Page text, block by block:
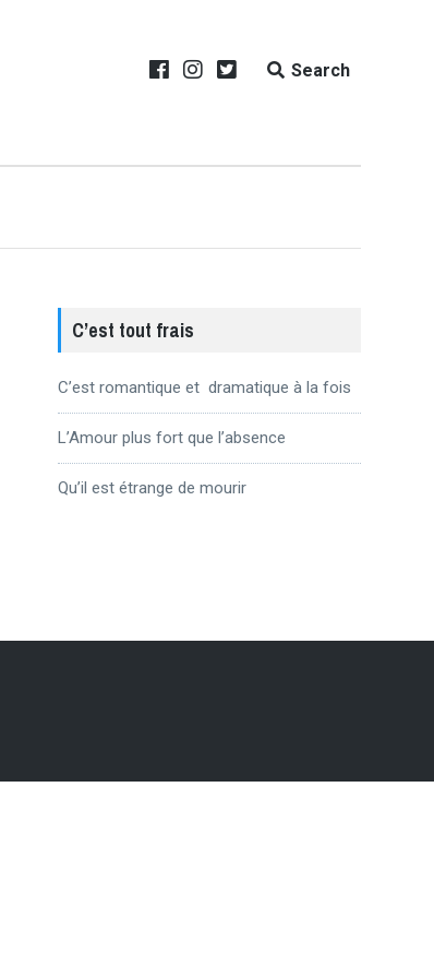
Search
C’est tout frais
C’est romantique et dramatique à la fois
L’Amour plus fort que l’absence
Qu’il est étrange de mourir